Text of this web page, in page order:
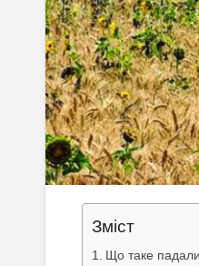
Зміст
Що таке